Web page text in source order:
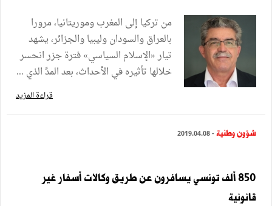
من تركيا إلى المغرب وموريتانيا، مرورا
بالعراق والسودان وليبيا والجزائر، يشهد
تيار «الإسلام السياسي» فترة جزر انحسر
خلالها تأثيره في الأحداث، بعد المدِّ الذي ...
قراءة المزيد
شؤون وطنية - 2019.04.08
850 ألف تونسي يسافرون عن طريق وكالات أسفار غير
قانونية